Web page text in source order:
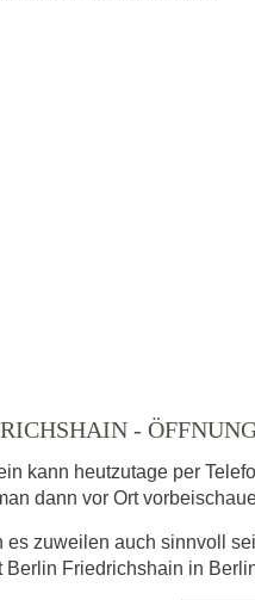
-
kann heutzutage per
dann vor Ort
zuweilen auch sinnvoll
Friedrichshain in